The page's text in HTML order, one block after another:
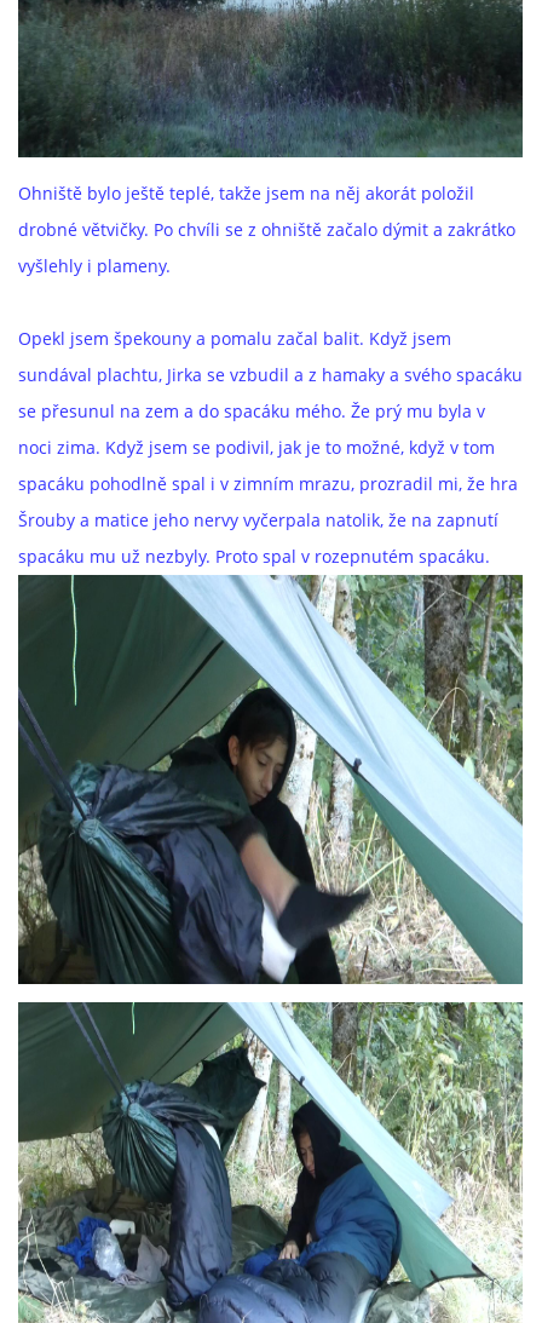
Ohniště bylo ještě teplé, takže jsem na něj akorát položil
drobné větvičky. Po chvíli se z ohniště začalo dýmit a zakrátko
vyšlehly i plameny.
Opekl jsem špekouny a pomalu začal balit. Když jsem
sundával plachtu, Jirka se vzbudil a z hamaky a svého spacáku
se přesunul na zem a do spacáku mého. Že prý mu byla v
noci zima. Když jsem se podivil, jak je to možné, když v tom
spacáku pohodlně spal i v zimním mrazu, prozradil mi, že hra
Šrouby a matice jeho nervy vyčerpala natolik, že na zapnutí
spacáku mu už nezbyly. Proto spal v rozepnutém spacáku.